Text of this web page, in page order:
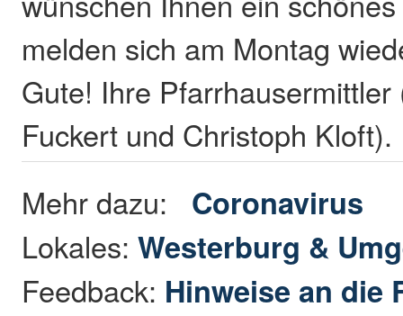
melden sich am Montag
Gute! Ihre Pfarrhausermittler
Fuckert und Christoph Kloft).
Mehr dazu: Coronavirus
Lokales:Westerburg &
Feedback: Hinweise an die